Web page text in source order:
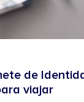
de
viajar